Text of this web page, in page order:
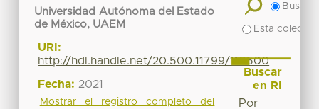
Universidad Autónoma del Estado
de México, UAEM
URI:
http://hdl.handle.net/20.500.11799/110500
Fecha: 2021
Mostrar el registro completo del
Buscar
Esta
Buscar
en RI
Por